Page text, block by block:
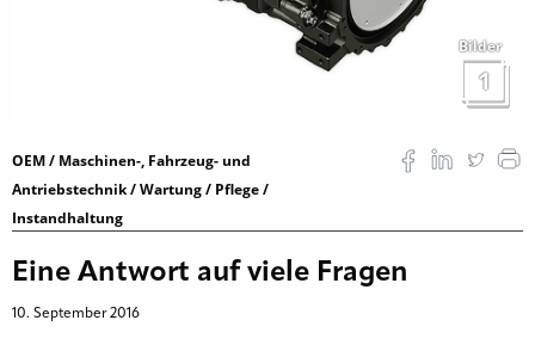
Bilder
1
OEM / Maschinen-, Fahrzeug- und
Antriebstechnik / Wartung / Pflege /
Instandhaltung
Eine Antwort auf viele Fragen
10. September 2016